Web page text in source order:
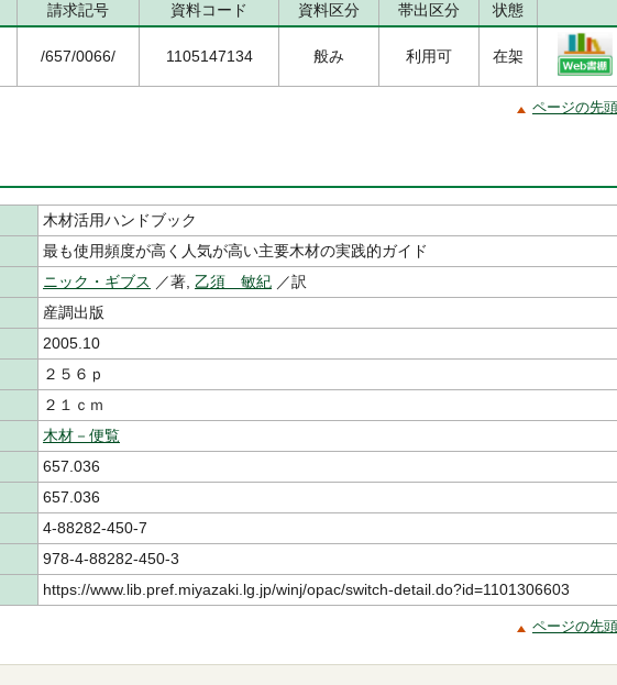
請求記号 資料コード 資料区分 帯出区分 状態
/657/0066/ 1105147134 般み 利用可 在架
ページの先
木材活用ハンドブック
最も使用頻度が高く人気が高い主要木材の実践的ガイド
ニック・ギブス ／著, 乙須 敏紀 ／訳
産調出版
2005.10
２５６ｐ
２１ｃｍ
木材－便覧
657.036
657.036
4-88282-450-7
978-4-88282-450-3
https://www.lib.pref.miyazaki.lg.jp/winj/opac/switch-detail.do?id=1101306603
ページの先